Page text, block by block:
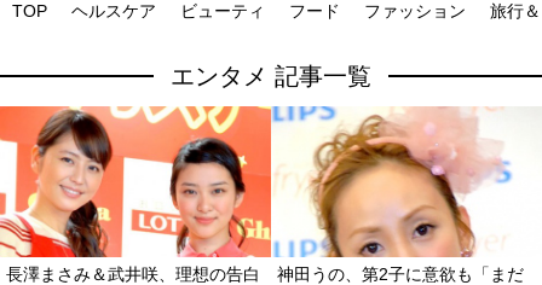
TOP ヘルスケア ビューティ フード ファッション 旅行
エンタメ 記事一覧
長澤まさみ＆武井咲、理想の告白
神田うの、第2子に意欲も「まだ